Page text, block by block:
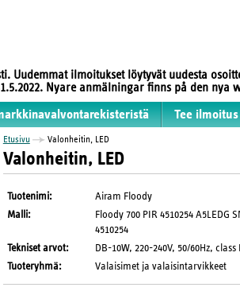
Uudemmat ilmoitukset löytyvät uudesta
Nyare anmälningar finns på den nya
Tee
Etusivu Valonheitin, LED
Valonheitin, LED
Tuotenimi:
Airam Floody
Malli:
Floody 700 PIR 4510254 A5LEDG
4510254
Tekniset arvot:
DB-10W, 220-240V, 50/60Hz, class
Tuoteryhmä: Valaisimet ja valaisintarvikkeet